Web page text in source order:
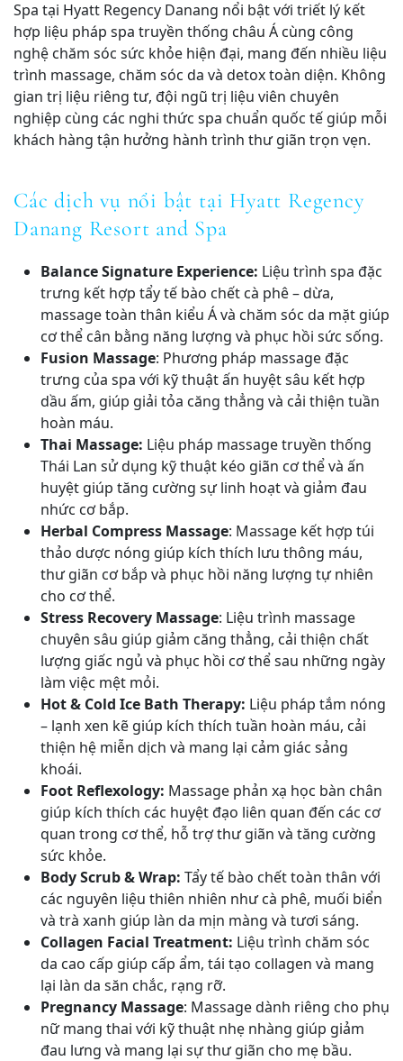
Spa tại Hyatt Regency Danang nổi bật với triết lý kết
hợp liệu pháp spa truyền thống châu Á cùng công
nghệ chăm sóc sức khỏe hiện đại, mang đến nhiều liệu
trình massage, chăm sóc da và detox toàn diện. Không
gian trị liệu riêng tư, đội ngũ trị liệu viên chuyên
nghiệp cùng các nghi thức spa chuẩn quốc tế giúp mỗi
khách hàng tận hưởng hành trình thư giãn trọn vẹn.
Các dịch vụ nổi bật tại Hyatt Regency
Danang Resort and Spa
Balance Signature Experience: Liệu trình spa đặc
trưng kết hợp tẩy tế bào chết cà phê – dừa,
massage toàn thân kiểu Á và chăm sóc da mặt giúp
cơ thể cân bằng năng lượng và phục hồi sức sống.
Fusion Massage: Phương pháp massage đặc
trưng của spa với kỹ thuật ấn huyệt sâu kết hợp
dầu ấm, giúp giải tỏa căng thẳng và cải thiện tuần
hoàn máu.
Thai Massage: Liệu pháp massage truyền thống
Thái Lan sử dụng kỹ thuật kéo giãn cơ thể và ấn
huyệt giúp tăng cường sự linh hoạt và giảm đau
nhức cơ bắp.
Herbal Compress Massage: Massage kết hợp túi
thảo dược nóng giúp kích thích lưu thông máu,
thư giãn cơ bắp và phục hồi năng lượng tự nhiên
cho cơ thể.
Stress Recovery Massage: Liệu trình massage
chuyên sâu giúp giảm căng thẳng, cải thiện chất
lượng giấc ngủ và phục hồi cơ thể sau những ngày
làm việc mệt mỏi.
Hot & Cold Ice Bath Therapy: Liệu pháp tắm nóng
– lạnh xen kẽ giúp kích thích tuần hoàn máu, cải
thiện hệ miễn dịch và mang lại cảm giác sảng
khoái.
Foot Reflexology: Massage phản xạ học bàn chân
giúp kích thích các huyệt đạo liên quan đến các cơ
quan trong cơ thể, hỗ trợ thư giãn và tăng cường
sức khỏe.
Body Scrub & Wrap: Tẩy tế bào chết toàn thân với
các nguyên liệu thiên nhiên như cà phê, muối biển
và trà xanh giúp làn da mịn màng và tươi sáng.
Collagen Facial Treatment: Liệu trình chăm sóc
da cao cấp giúp cấp ẩm, tái tạo collagen và mang
lại làn da săn chắc, rạng rỡ.
Pregnancy Massage: Massage dành riêng cho phụ
nữ mang thai với kỹ thuật nhẹ nhàng giúp giảm
đau lưng và mang lại sự thư giãn cho mẹ bầu.